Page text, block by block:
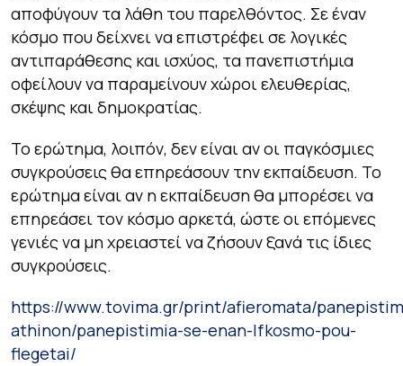
αποφύγουν τα λάθη του παρελθόντος. Σε έναν
κόσμο που δείχνει να επιστρέφει σε λογικές
αντιπαράθεσης και ισχύος, τα πανεπιστήμια
οφείλουν να παραμείνουν χώροι ελευθερίας,
σκέψης και δημοκρατίας.
Το ερώτημα, λοιπόν, δεν είναι αν οι παγκόσμιες
συγκρούσεις θα επηρεάσουν την εκπαίδευση. Το
ερώτημα είναι αν η εκπαίδευση θα μπορέσει να
επηρεάσει τον κόσμο αρκετά, ώστε οι επόμενες
γενιές να μη χρειαστεί να ζήσουν ξανά τις ίδιες
συγκρούσεις.
https://www.tovima.gr/print/afieromata/
athinon/panepistimia-se-enan-lfkosmo-pou-
flegetai/